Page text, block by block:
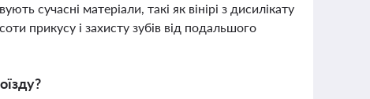
сучасні матеріали, такі як вінірі з дисилікату
прикусу і захисту зубів від подальшого